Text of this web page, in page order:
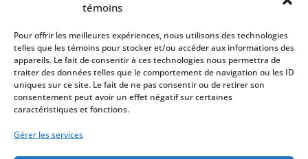
témoins
Pour offrir les meilleures expériences, nous utilisons des technologies
telles que les témoins pour stocker et/ou accéder aux informations des
appareils. Le fait de consentir à ces technologies nous permettra de
traiter des données telles que le comportement de navigation ou les ID
uniques sur ce site. Le fait de ne pas consentir ou de retirer son
consentement peut avoir un effet négatif sur certaines
caractéristiques et fonctions.
Gérer les services
Cuisine chaleureuse, spectacles de qualité et 100%
des surplus versés à la communauté
À PROPOS
Mission